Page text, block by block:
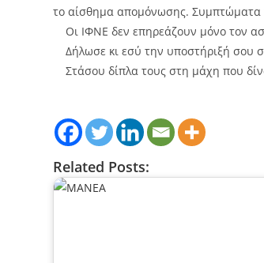
το αίσθημα απομόνωσης. Συμπτώματα
Οι ΙΦΝΕ δεν επηρεάζουν μόνο τον
Δήλωσε κι εσύ την υποστήριξή σου
Στάσου δίπλα τους στη μάχη που
Related Posts: